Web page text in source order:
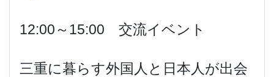
12:00～15:00 交流イベント
三重に暮らす外国人と日本人が出会